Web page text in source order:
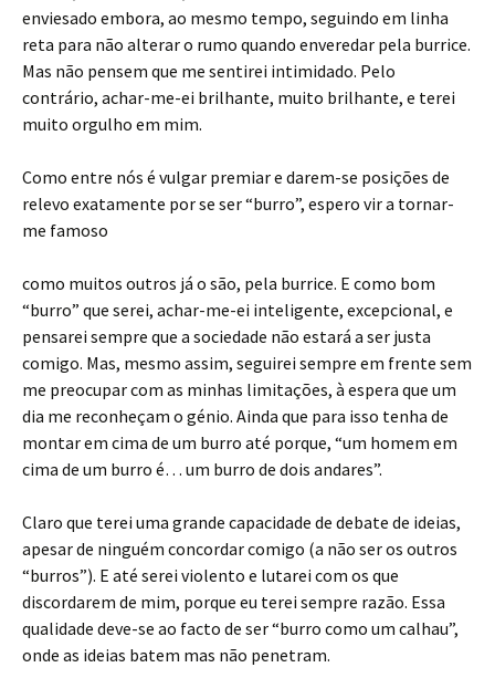
enviesado embora, ao mesmo tempo, seguindo em linha
reta para não alterar o rumo quando enveredar pela burrice.
Mas não pensem que me sentirei intimidado. Pelo
contrário, achar-me-ei brilhante, muito brilhante, e terei
muito orgulho em mim.
Como entre nós é vulgar premiar e darem-se posições de
relevo exatamente por se ser “burro”, espero vir a tornar-
me famoso
como muitos outros já o são, pela burrice. E como bom
“burro” que serei, achar-me-ei inteligente, excepcional, e
pensarei sempre que a sociedade não estará a ser justa
comigo. Mas, mesmo assim, seguirei sempre em frente sem
me preocupar com as minhas limitações, à espera que um
dia me reconheçam o génio. Ainda que para isso tenha de
montar em cima de um burro até porque, “um homem em
cima de um burro é… um burro de dois andares”.
Claro que terei uma grande capacidade de debate de ideias,
apesar de ninguém concordar comigo (a não ser os outros
“burros”). E até serei violento e lutarei com os que
discordarem de mim, porque eu terei sempre razão. Essa
qualidade deve-se ao facto de ser “burro como um calhau”,
onde as ideias batem mas não penetram.